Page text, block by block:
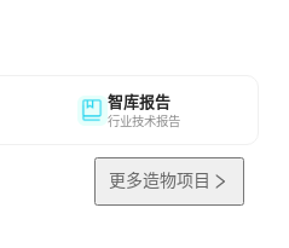
智库报告
行业技术报告
更多造物项目